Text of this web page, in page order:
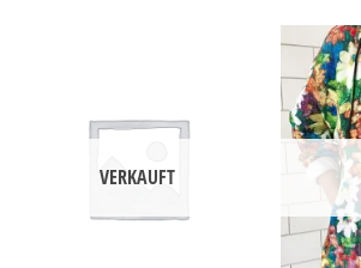
VERKAUFT